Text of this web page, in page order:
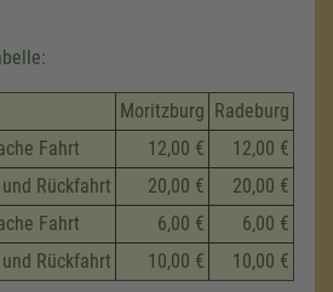
Moritzburg Radeburg
Fahrt 12,00 €
12,00 €
Rückfahrt 20,00 €
20,00 €
Fahrt 6,00 €
6,00 €
Rückfahrt 10,00 € 10,00 €